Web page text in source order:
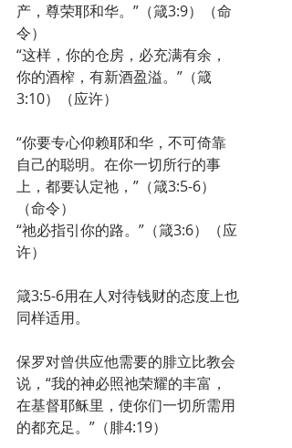
产，尊荣耶和华。”（箴3:9）（命
令）
“这样，你的仓房，必充满有余，
你的酒榨，有新酒盈溢。”（箴
3:10）（应许）
“你要专心仰赖耶和华，不可倚靠
自己的聪明。在你一切所行的事
上，都要认定祂，”（箴3:5-6）
（命令）
“祂必指引你的路。”（箴3:6）（应
许）
箴3:5-6用在人对待钱财的态度上也
同样适用。
保罗对曾供应他需要的腓立比教会
说，“我的神必照祂荣耀的丰富，
在基督耶稣里，使你们一切所需用
的都充足。”（腓4:19）